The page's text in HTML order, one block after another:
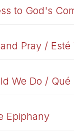
to God's
Pray / Esté
We Do / Qué
Epiphany